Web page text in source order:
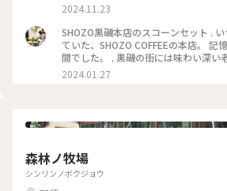
2024.11.23
SHOZO黒磯本店のスコーンセット .
ていた、SHOZO COFFEEの本店。 記
間でした。 . 黒磯の街には味わい深い
なショップが点在していて、街歩きも
＊スコーンセット、森のブレンド . .
2024.01.27
森林ノ牧場
シンリンノボクジョウ